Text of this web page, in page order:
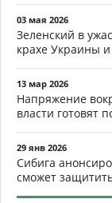
03 мая 2026
Зеленский в
крахе Украины
13 мар 2026
Напряжение
власти готовят
29 янв 2026
Сибига
сможет